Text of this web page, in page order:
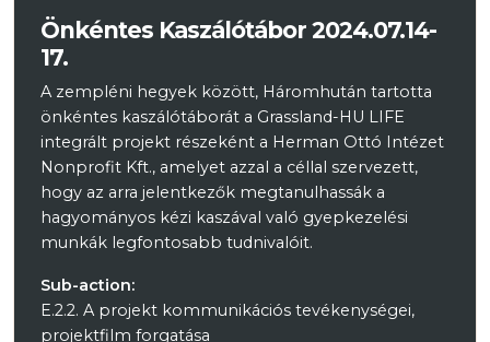
Önkéntes Kaszálótábor 2024.07.14-
17.
A zempléni hegyek között, Háromhután tartotta
önkéntes kaszálótáborát a Grassland-HU LIFE
integrált projekt részeként a Herman Ottó Intézet
Nonprofit Kft., amelyet azzal a céllal szervezett,
hogy az arra jelentkezők megtanulhassák a
hagyományos kézi kaszával való gyepkezelési
munkák legfontosabb tudnivalóit.
Sub-action:
E.2.2. A projekt kommunikációs tevékenységei,
projektfilm forgatása